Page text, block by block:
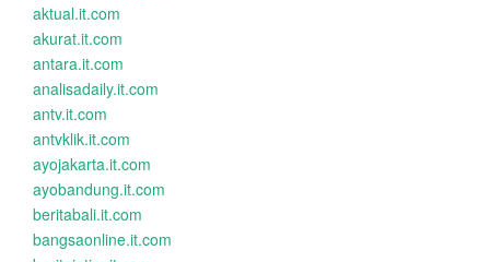
aktual.it.com
akurat.it.com
antara.it.com
analisadaily.it.com
antv.it.com
antvklik.it.com
ayojakarta.it.com
ayobandung.it.com
beritabali.it.com
bangsaonline.it.com